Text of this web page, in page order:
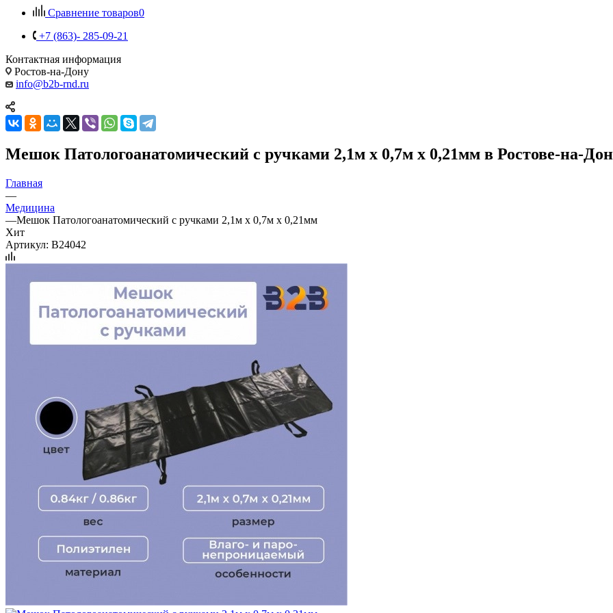
Сравнение товаров0
+7 (863)- 285-09-21
Контактная информация
Ростов-на-Дону
info@b2b-rnd.ru
Мешок Патологоанатомический с ручками 2,1м х 0,7м х 0,21мм в Ростове-на-
Главная
—
Медицина
—Мешок Патологоанатомический с ручками 2,1м х 0,7м х 0,21мм
Хит
Артикул: B24042